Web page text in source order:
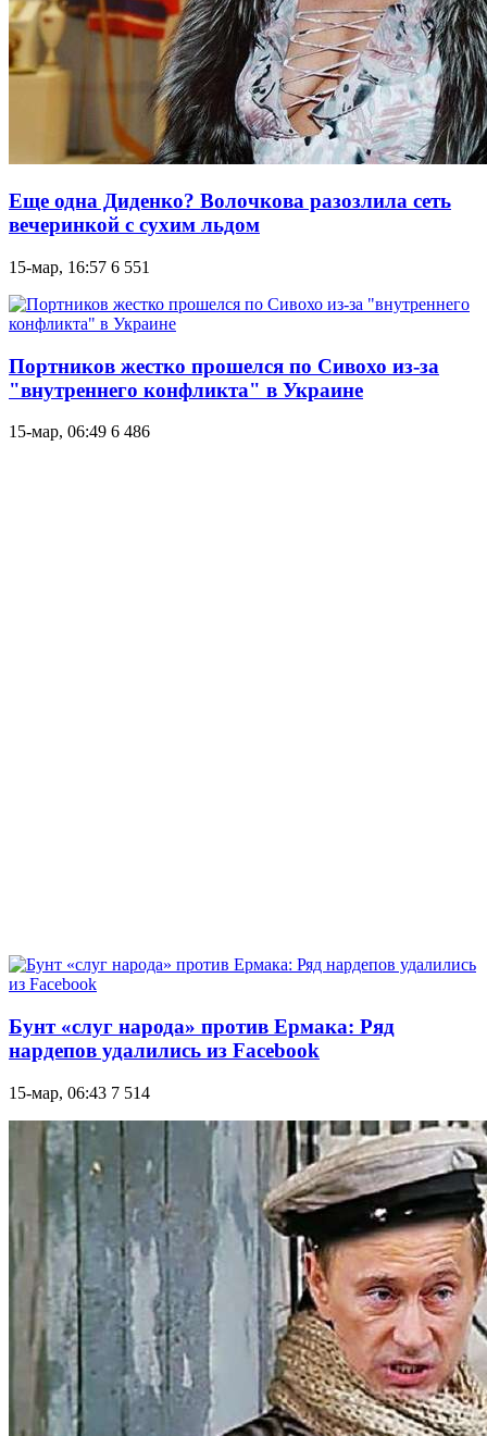
Еще одна Диденко? Волочкова разозлила сеть
вечеринкой с сухим льдом
15-мар, 16:57 6 551
Портников жестко прошелся по Сивохо из-за
"внутреннего конфликта" в Украине
15-мар, 06:49 6 486
Бунт «слуг народа» против Ермака: Ряд
нардепов удалились из Facebook
15-мар, 06:43 7 514